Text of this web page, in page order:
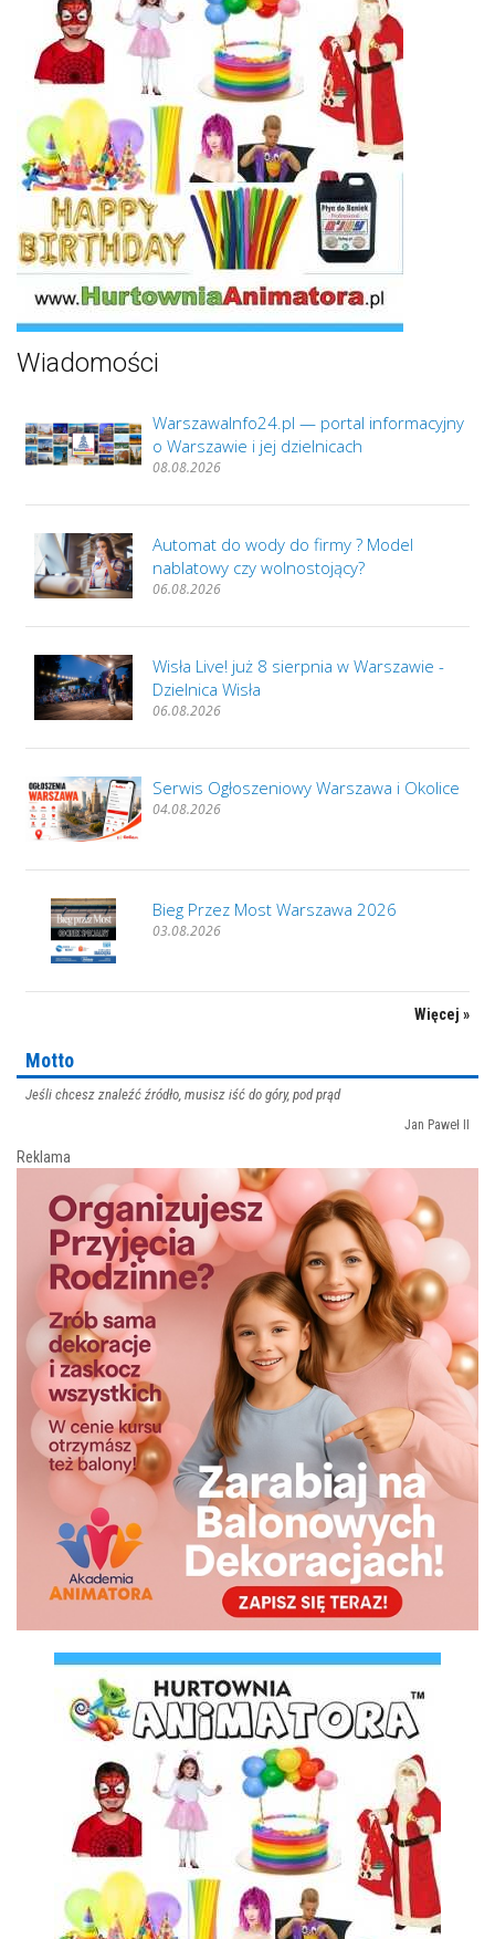
Wiadomości
WarszawaInfo24.pl — portal informacyjny
o Warszawie i jej dzielnicach
08.08.2026
Automat do wody do firmy ? Model
nablatowy czy wolnostojący?
06.08.2026
Wisła Live! już 8 sierpnia w Warszawie -
Dzielnica Wisła
06.08.2026
Serwis Ogłoszeniowy Warszawa i Okolice
04.08.2026
Bieg Przez Most Warszawa 2026
03.08.2026
Więcej »
Motto
Jeśli chcesz znaleźć źródło, musisz iść do góry, pod prąd
Jan Paweł II
Reklama